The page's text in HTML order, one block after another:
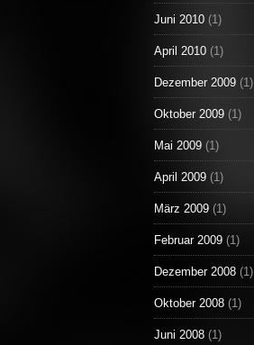
Juni 2010 (1)
April 2010 (1)
Dezember 2009 (1)
Oktober 2009 (1)
Mai 2009 (1)
April 2009 (1)
März 2009 (1)
Februar 2009 (1)
Dezember 2008 (1)
Oktober 2008 (1)
Juni 2008 (1)